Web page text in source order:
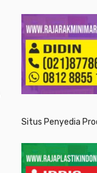
Situs Penyedia